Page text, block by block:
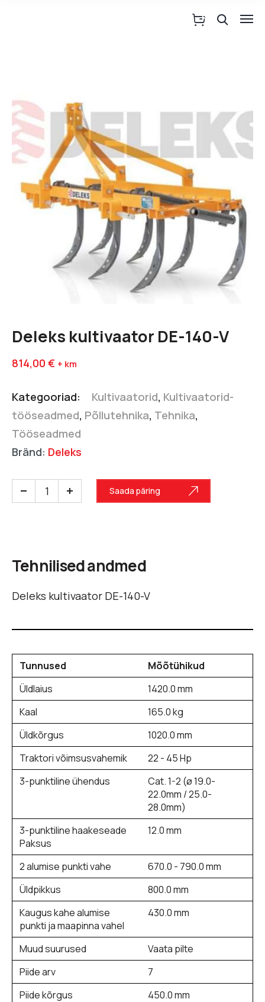
Deleks kultivaator DE-140-V
814,00 € + km
Kategooriad: Kultivaatorid, Kultivaatorid-
tööseadmed, Põllutehnika, Tehnika,
Tööseadmed
Bränd: Deleks
Saada päring
Tehnilised andmed
Deleks kultivaator DE-140-V
Tunnused
Mõõtühikud
Üldlaius
1420.0 mm
Kaal
165.0 kg
Üldkõrgus
1020.0 mm
Traktori võimsusvahemik
22 - 45 Hp
3-punktiline ühendus
Cat. 1-2 (ø 19.0-
22.0mm / 25.0-
28.0mm)
3-punktiline haakeseade
Paksus
12.0 mm
2 alumise punkti vahe
670.0 - 790.0 mm
Üldpikkus
800.0 mm
Kaugus kahe alumise
punkti ja maapinna vahel
430.0 mm
Muud suurused
Vaata pilte
Piide arv
7
Piide kõrgus
450.0 mm